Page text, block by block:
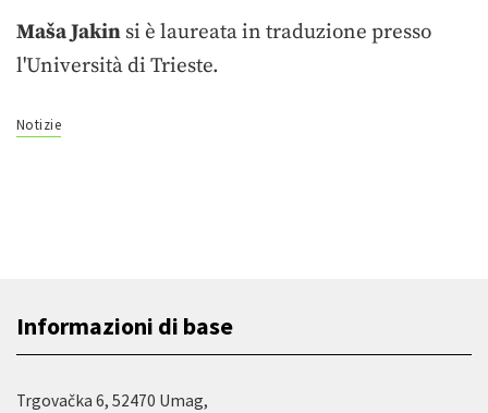
Maša Jakin si è laureata in traduzione presso
l'Università di Trieste.
Notizie
Informazioni di base
Trgovačka 6, 52470 Umag,